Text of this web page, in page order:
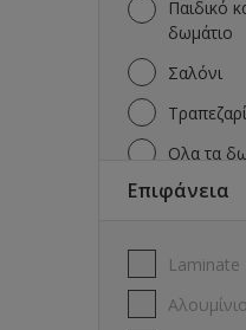
Παιδικό και Βρεφικό
δωμάτιo
Σαλόνι
Όλα τα
Επιφάνεια
Laminate
Αλουμίνιο